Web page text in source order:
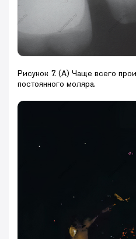
Рисунок 7. (A) Чаще всего
постоянного моляра.